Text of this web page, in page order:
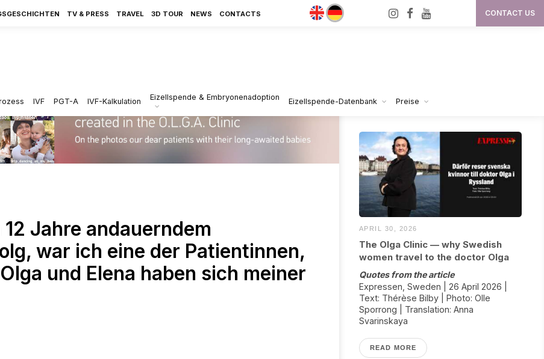
CONTACT US
I
m
F
TV & PRESS TRAVEL 3D TOUR NEWS CONTACTS
IVF PGT-A IVF-Kalkulation Eizellspende & Embryonenadoption Eizellspende-Datenbank Preise
Jahre andauerndem
war ich eine der Patientinnen,
und Elena haben sich meiner
Media & Press
APRIL 30, 2026
The Olga Clinic — why Swedish
women travel to the doctor Olga
Quotes from the article
Expressen, Sweden | 26 April 2026 |
Text: Thérèse Bilby | Photo: Olle
Sporrong | Translation: Anna
Svarinskaya
READ MORE